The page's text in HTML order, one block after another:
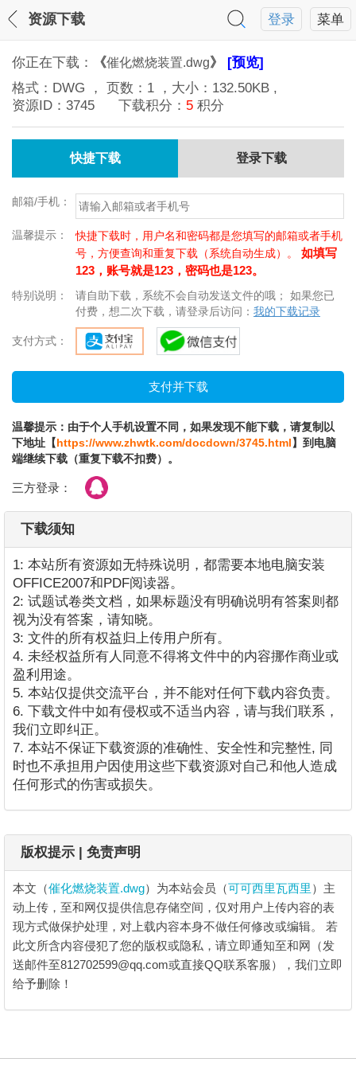
菜单
登录
资源下载
你正在下载： 《催化燃烧装置.dwg》 [预览]
格式： DWG ， 页数： 1 ，大小： 132.50KB ,
资源ID： 3745 下载积分： 5 积分
快捷下载 登录下载
邮箱/手机：
温馨提示：
快捷下载时，用户名和密码都是您填写的邮箱或者手机
号，方便查询和重复下载（系统自动生成）。 如填写
123，账号就是123，密码也是123。
特别说明：
请自助下载，系统不会自动发送文件的哦； 如果您已
付费，想二次下载，请登录后访问： 我的下载记录
支付方式：
温馨提示：由于个人手机设置不同，如果发现不能下载，请复制以
下地址【https://www.zhwtk.com/docdown/3745.html】到电脑
端继续下载（重复下载不扣费）。
三方登录：
下载须知
1: 本站所有资源如无特殊说明，都需要本地电脑安装
OFFICE2007和PDF阅读器。
2: 试题试卷类文档，如果标题没有明确说明有答案则都
视为没有答案，请知晓。
3: 文件的所有权益归上传用户所有。
4. 未经权益所有人同意不得将文件中的内容挪作商业或
盈利用途。
5. 本站仅提供交流平台，并不能对任何下载内容负责。
6. 下载文件中如有侵权或不适当内容，请与我们联系，
我们立即纠正。
7. 本站不保证下载资源的准确性、安全性和完整性, 同
时也不承担用户因使用这些下载资源对自己和他人造成
任何形式的伤害或损失。
版权提示 | 免责声明
本文（催化燃烧装置.dwg）为本站会员（可可西里瓦西里 ）主
动上传，至和网仅提供信息存储空间，仅对用户上传内容的表
现方式做保护处理，对上载内容本身不做任何修改或编辑。 若
此文所含内容侵犯了您的版权或隐私，请立即通知至和网（发
送邮件至812702599@qq.com或直接QQ联系客服），我们立即
给予删除！